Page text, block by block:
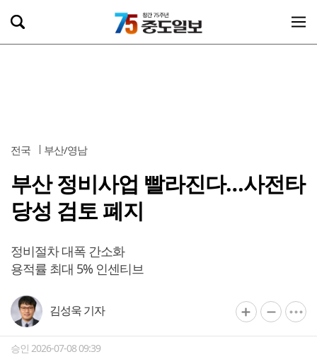
전국 부산/영남
부산 정비사업 빨라진다…사전타
당성 검토 폐지
정비절차 대폭 간소화
용적률 최대 5% 인센티브
김성욱 기자
승인 2026-07-08 09:39